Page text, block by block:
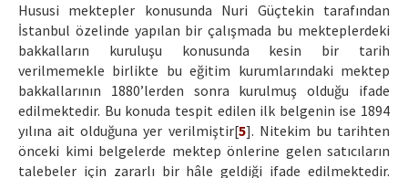
Hususi mektepler konusunda Nuri Güçtekin tarafından
İstanbul özelinde yapılan bir çalışmada bu mekteplerdeki
bakkalların kuruluşu konusunda kesin bir tarih
verilmemekle birlikte bu eğitim kurumlarındaki mektep
bakkallarının 1880’lerden sonra kurulmuş olduğu ifade
edilmektedir. Bu konuda tespit edilen ilk belgenin ise 1894
yılına ait olduğuna yer verilmiştir[5]. Nitekim bu tarihten
önceki kimi belgelerde mektep önlerine gelen satıcıların
talebeler için zararlı bir hâle geldiği ifade edilmektedir.